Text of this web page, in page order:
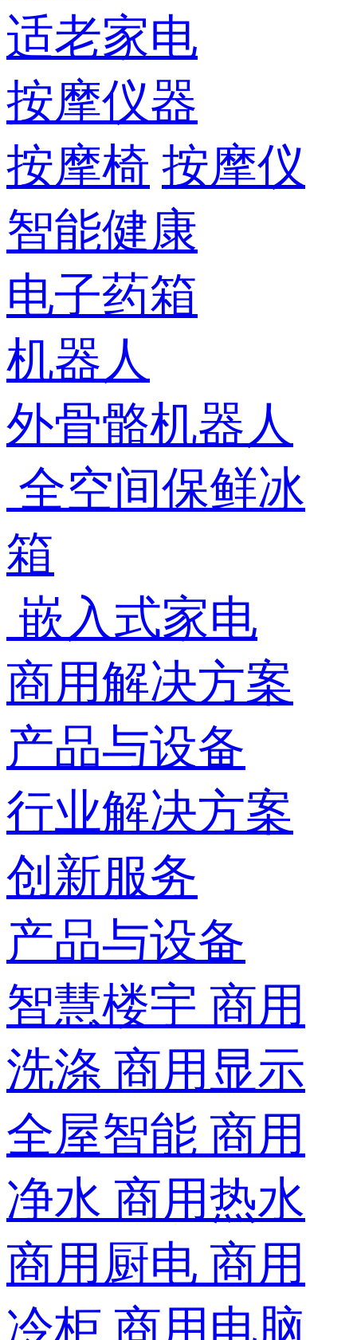
适老家电
按摩仪器
按摩椅 按摩仪
智能健康
电子药箱
机器人
外骨骼机器人
全空间保鲜冰
箱
嵌入式家电
商用解决方案
产品与设备
行业解决方案
创新服务
产品与设备
智慧楼宇 商用
洗涤 商用显示
全屋智能 商用
净水 商用热水
商用厨电 商用
冷柜 商用电脑